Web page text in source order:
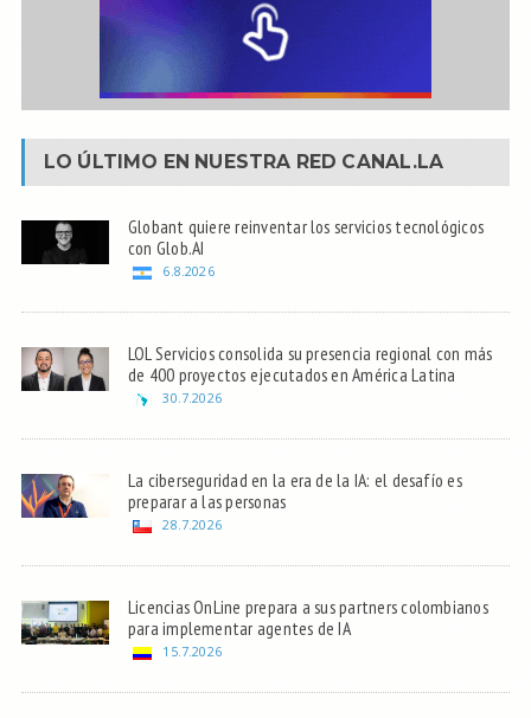
LO ÚLTIMO EN NUESTRA RED CANAL.LA
Globant quiere reinventar los servicios tecnológicos
con Glob.AI
6.8.2026
LOL Servicios consolida su presencia regional con más
de 400 proyectos ejecutados en América Latina
30.7.2026
La ciberseguridad en la era de la IA: el desafío es
preparar a las personas
28.7.2026
Licencias OnLine prepara a sus partners colombianos
para implementar agentes de IA
15.7.2026